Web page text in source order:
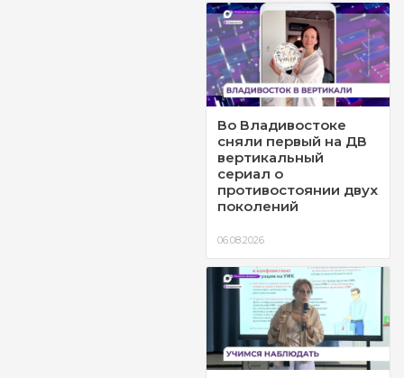
Во Владивостоке
сняли первый на ДВ
вертикальный
сериал о
противостоянии двух
поколений
06.08.2026